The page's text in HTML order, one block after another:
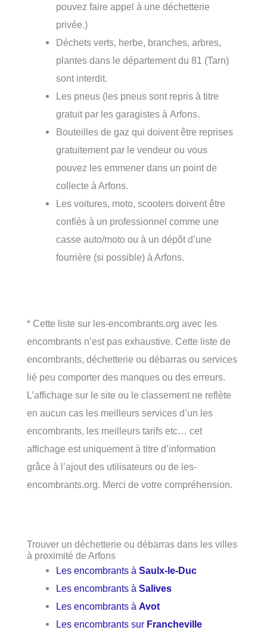
pouvez faire appel à une déchetterie
privée.)
Déchets verts, herbe, branches, arbres,
plantes dans le département du 81 (Tarn)
sont interdit.
Les pneus (les pneus sont repris à titre
gratuit par les garagistes à Arfons.
Bouteilles de gaz qui doivent être reprises
gratuitement par le vendeur ou vous
pouvez les emmener dans un point de
collecte à Arfons.
Les voitures, moto, scooters doivent être
confiés à un professionnel comme une
casse auto/moto ou à un dépôt d’une
fourrière (si possible) à Arfons.
* Cette liste sur les-encombrants.org avec les
encombrants n’est pas exhaustive. Cette liste de
encombrants, déchetterie ou débarras ou services
lié peu comporter des manques ou des erreurs.
L’affichage sur le site ou le classement ne reflète
en aucun cas les meilleurs services d’un les
encombrants, les meilleurs tarifs etc… cet
affichage est uniquement à titre d’information
grâce à l’ajout des utilisateurs ou de les-
encombrants.org. Merci de votre compréhension.
Trouver un déchetterie ou débarras dans les villes
à proximité de Arfons
Les encombrants àSaulx-le-Duc
Les encombrants àSalives
Les encombrants àAvot
Les encombrants sur Francheville